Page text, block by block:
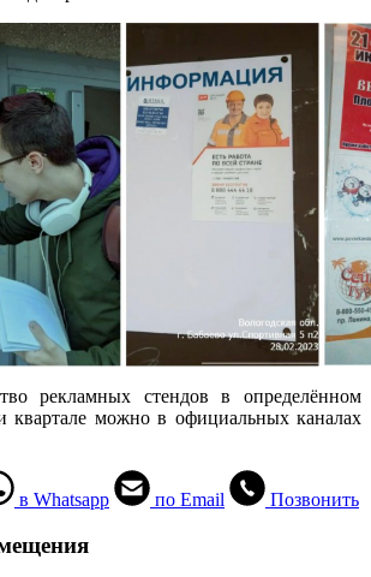
рекламных стендов в определённом
квартале можно в официальных каналах
в Whatsapp по Email Позвонить